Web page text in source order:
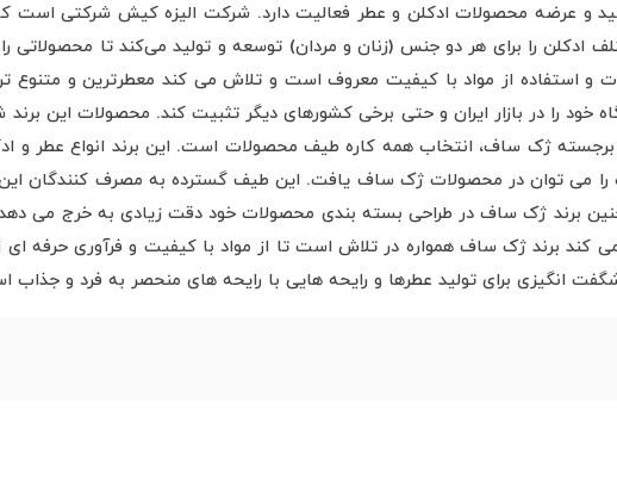
و عرضه محصولات ادکلن و عطر فعالیت دارد. شرکت الیزه کیش شرکتی است
را برای هر دو جنس (زنان و مردان) توسعه و تولید می‌کند تا محصولاتی
و استفاده از مواد با کیفیت معروف است و تلاش می کند معطرترین و متنوع
خود را در بازار ایران و حتی برخی کشورهای دیگر تثبیت کند. محصولات این
ژک ساف، انتخاب همه کاره طیف محصولات است. این برند انواع عطر و
را می توان در محصولات ژک ساف یافت. این طیف گسترده به مصرف کنندگان
برند ژک ساف در طراحی بسته بندی محصولات خود دقت زیادی به خرج می
برند ژک ساف همواره در تلاش است تا از مواد با کیفیت و فرآوری حرفه ای
انگیزی برای تولید عطرها و رایحه هایی با رایحه های منحصر به فرد و جذاب